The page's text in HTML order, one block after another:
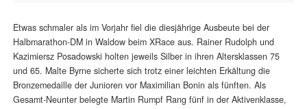
Etwas schmaler als im Vorjahr fiel die diesjährige Ausbeute bei der
Halbmarathon-DM in Waldow beim XRace aus. Rainer Rudolph und
Kazimiersz Posadowski holten jeweils Silber in ihren Altersklassen 75
und 65. Malte Byrne sicherte sich trotz einer leichten Erkältung die
Bronzemedaille der Junioren vor Maximilian Bonin als fünften. Als
Gesamt-Neunter belegte Martin Rumpf Rang fünf in der Aktivenklasse,